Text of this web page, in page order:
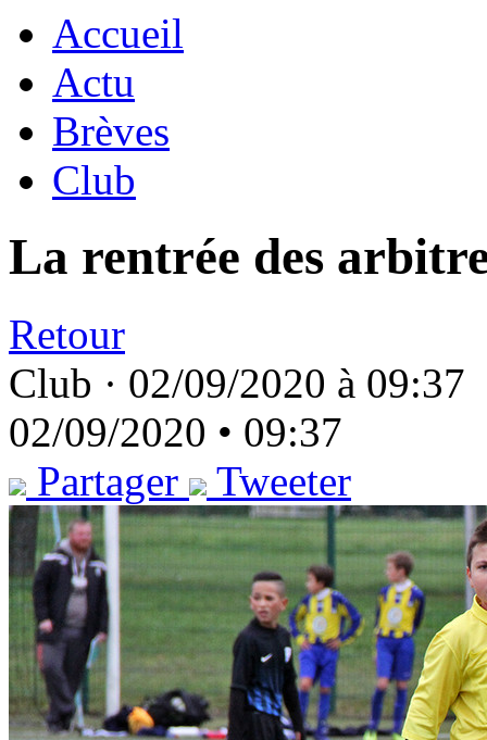
Accueil
Actu
Brèves
Club
La rentrée des
Retour
Club · 02/09/2020 à 09:37
02/09/2020 • 09:37
Partager
Tweeter